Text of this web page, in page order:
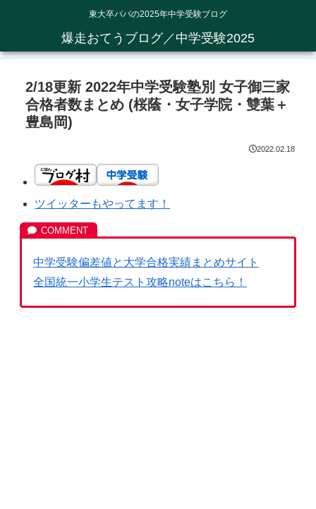
東大卒パパの2025年中学受験ブログ
爆走おてうブログ／中学受験2025
2/18更新 2022年中学受験塾別 女子御三家
合格者数まとめ (桜蔭・女子学院・雙葉＋
豊島岡)
2022.02.18
ツイッターもやってます！
中学受験偏差値と大学合格実績まとめサイト
全国統一小学生テスト攻略noteはこちら！